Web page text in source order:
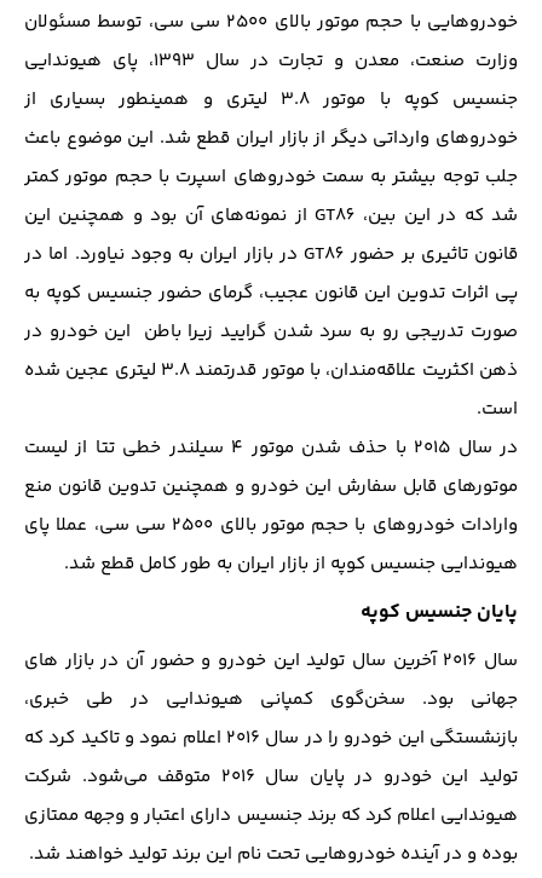
خودرو‌هایی با حجم موتور بالای ۲۵۰۰ سی سی، توسط مسئولان
وزارت صنعت، معدن و تجارت در سال ۱۳۹۳، پای هیوندایی
جنسیس کوپه با موتور ۳.۸ لیتری و همینطور بسیاری از
خودروهای وارداتی دیگر از بازار ایران قطع شد. این موضوع باعث
جلب توجه بیشتر به سمت خودروهای اسپرت با حجم موتور کمتر
شد که در این بین، GT86 از نمونه‌های آن بود و همچنین این
قانون تاثیری بر حضور GT86 در بازار ایران به وجود نیاورد. اما در
پی اثرات تدوین این قانون عجیب، گرمای حضور جنسیس کوپه به
صورت تدریجی رو به سرد شدن گرایید زیرا باطن این خودرو در
ذهن اکثریت علاقه‌مندان، با موتور قدرتمند ۳.۸ لیتری عجین شده
است.
در سال ۲۰۱۵ با حذف شدن موتور ۴ سیلندر خطی تتا از لیست
موتورهای قابل سفارش این خودرو و همچنین تدوین قانون منع
وارادات خودروهای با حجم موتور بالای ۲۵۰۰ سی سی، عملا پای
هیوندایی جنسیس کوپه از بازار ایران به طور کامل قطع شد.
پایان جنسیس کوپه
سال ۲۰۱۶ آخرین سال تولید این خودرو و حضور آن در بازار های
جهانی بود. سخن‌گوی کمپانی هیوندایی در طی خبری،
بازنشستگی این خودرو را در سال ۲۰۱۶ اعلام نمود و تاکید کرد که
تولید این خودرو در پایان سال ۲۰۱۶ متوقف می‌شود. شرکت
هیوندایی اعلام کرد که برند جنسیس دارای اعتبار و وجهه ممتازی
بوده و در آینده خودرو‌هایی تحت نام این برند تولید خواهند شد.